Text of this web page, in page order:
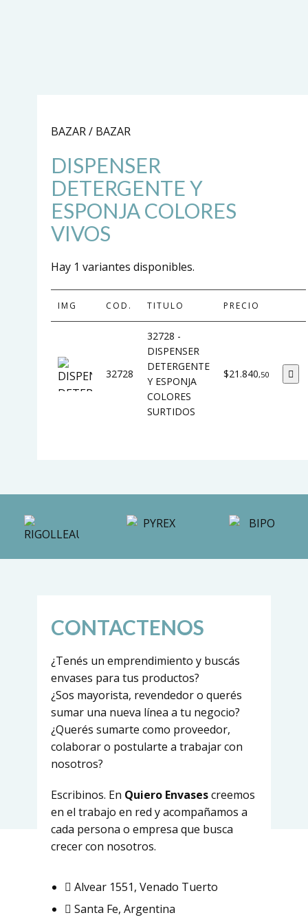
BAZAR / BAZAR
DISPENSER
DETERGENTE Y
ESPONJA COLORES
VIVOS
Hay 1 variantes disponibles.
IMG COD. TITULO PRECIO
32728
32728 -
DISPENSER
DETERGENTE
Y ESPONJA
COLORES
SURTIDOS
$21.840,50
CONTACTENOS
¿Tenés un emprendimiento y buscás
envases para tus productos?
¿Sos mayorista, revendedor o querés
sumar una nueva línea a tu negocio?
¿Querés sumarte como proveedor,
colaborar o postularte a trabajar con
nosotros?
Escribinos. En Quiero Envasescreemos
en el trabajo en red y acompañamos a
cada persona o empresa que busca
crecer con nosotros.
Alvear 1551, Venado Tuerto
Santa Fe, Argentina